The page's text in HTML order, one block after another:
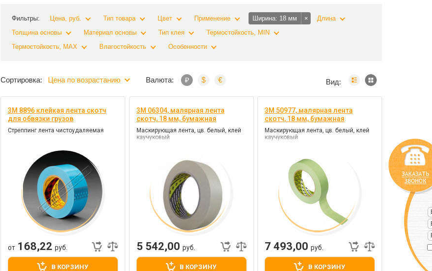
Фильтры: Цена, руб. Тип товара Цвет Применение Ширина 18 мм ×
Длина
Толщина основы
Материал основы Тип клея
Термостойкость, MIN
Термостойкость, MAX
Влагостойкость Особенности
Сортировка: Цена по возрастанию Валюта: ₽ $ € Вид:
3M 8896 клейкая лента скотч
для обвязки грузов
Стреппинг лента чистоудаляемая
от 168,22 руб.
В КОРЗИНУ
3M 06304, малярная лента
скотч, 18 мм, бумажная
Маскирующая лента, цв. белый, клей
каучуковый
5 542,00 руб.
В КОРЗИНУ
3M 50977, малярная лента
скотч, 18 мм, бумажная
Маскирующая лента, цв. белый, клей
каучуковый
7 493,00 руб.
В КОРЗИНУ